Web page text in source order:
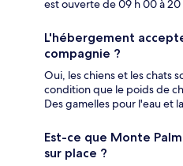
est ouverte de 09 h 00 à
L'hébergement
compagnie ?
Oui, les chiens et les chats
condition que le poids de
Des gamelles pour l'eau et
Est-ce que Monte
sur place ?